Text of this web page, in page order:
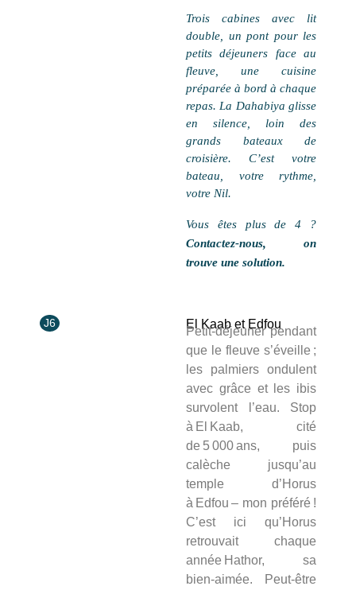
Trois cabines avec lit
double, un pont pour les
petits déjeuners face au
fleuve, une cuisine
préparée à bord à chaque
repas. La Dahabiya glisse
en silence, loin des
grands bateaux de
croisière. C’est votre
bateau, votre rythme,
votre Nil.
Vous êtes plus de 4 ?
Contactez-nous, on
trouve une solution.
J6 El Kaab et Edfou
Petit‑déjeuner pendant
que le fleuve s’éveille ;
les palmiers ondulent
avec grâce et les ibis
survolent l’eau. Stop
à El Kaab, cité
de 5 000 ans, puis
calèche jusqu’au
temple d’Horus
à Edfou – mon préféré !
C’est ici qu’Horus
retrouvait chaque
année Hathor, sa
bien‑aimée. Peut‑être